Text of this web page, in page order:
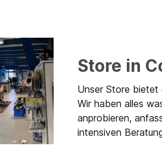
Store in
Unser Store bietet
Wir haben alles
anprobieren,
intensiven